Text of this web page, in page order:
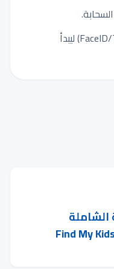
قم بتأكيد الهوية (FaceID/TouchID) ليبدأ
الشاملة